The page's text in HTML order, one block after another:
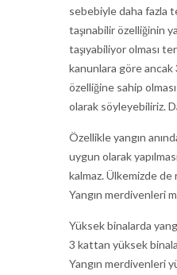
sebebiyle daha fazla
taşınabilir özelliğinin
taşıyabiliyor olması
kanunlara göre ancak
özelliğine sahip
olarak söyleyebiliriz.
Özellikle yangın
uygun olarak
kalmaz. Ülkemizde de
Yangın merdivenleri
Yüksek binalarda
3 kattan yüksek
Yangın merdivenleri